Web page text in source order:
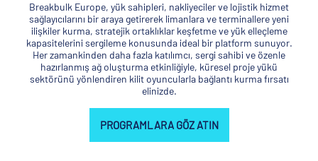
Breakbulk Europe, yük sahipleri, nakliyeciler ve lojistik hizmet
sağlayıcılarını bir araya getirerek limanlara ve terminallere yeni
ilişkiler kurma, stratejik ortaklıklar keşfetme ve yük elleçleme
kapasitelerini sergileme konusunda ideal bir platform sunuyor.
Her zamankinden daha fazla katılımcı, sergi sahibi ve özenle
hazırlanmış ağ oluşturma etkinliğiyle, küresel proje yükü
sektörünü yönlendiren kilit oyuncularla bağlantı kurma fırsatı
elinizde.
PROGRAMLARA GÖZ ATIN